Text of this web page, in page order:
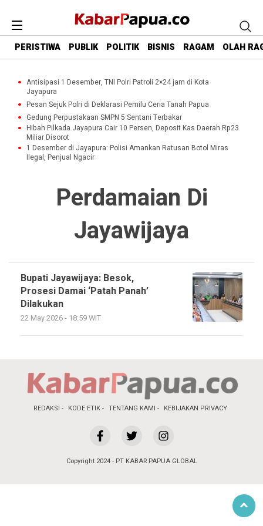
PERISTIWA PUBLIK POLITIK BISNIS RAGAM OLAH
Antisipasi 1 Desember, TNI Polri Patroli 2×24 jam di Kota
Jayapura
Pesan Sejuk Polri di Deklarasi Pemilu Ceria Tanah Papua
Gedung Perpustakaan SMPN 5 Sentani Terbakar
Hibah Pilkada Jayapura Cair 10 Persen, Deposit Kas Daerah Rp23
Miliar Disorot
1 Desember di Jayapura: Polisi Amankan Ratusan Botol Miras
Ilegal, Penjual Ngacir
Perdamaian Di
Jayawijaya
Bupati Jayawijaya: Besok,
Prosesi Damai ‘Patah Panah’
Dilakukan
22 May 2026 - 18:59 WIT
REDAKSI KODE ETIK TENTANG KAMI KEBIJAKAN PRIVACY
Copyright 2024 - PT KABAR PAPUA GLOBAL